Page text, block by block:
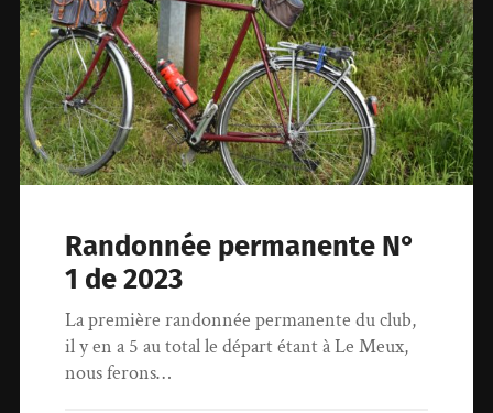
Randonnée permanente N°
1 de 2023
La première randonnée permanente du club,
il y en a 5 au total le départ étant à Le Meux,
nous ferons…